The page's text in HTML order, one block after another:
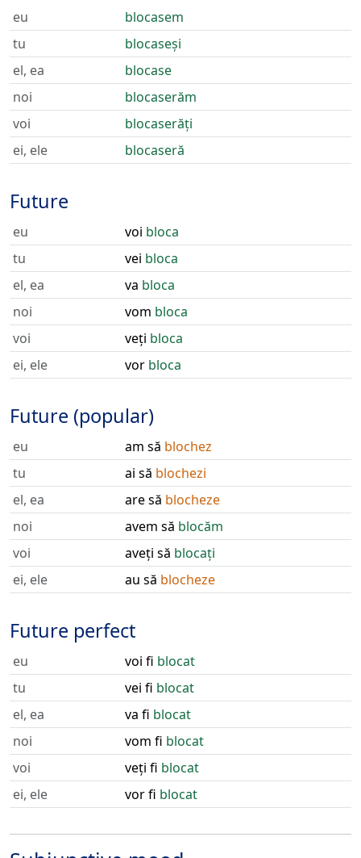
eu
blocasem
tu
blocaseși
el, ea
blocase
noi
blocaserăm
voi
blocaserăți
ei, ele
blocaseră
Future
eu voi bloca
tu
vei bloca
el, ea
va bloca
noi
vom bloca
voi
veți bloca
ei, ele
vor bloca
Future (popular)
eu am să blochez
tu
ai să blochezi
el, ea
are să blocheze
noi
avem să blocăm
voi
aveți să blocați
ei, ele
au să blocheze
Future perfect
eu voi fi blocat
tu
vei fi blocat
el, ea
va fi blocat
noi
vom fi blocat
voi
veți fi blocat
ei, ele
vor fi blocat